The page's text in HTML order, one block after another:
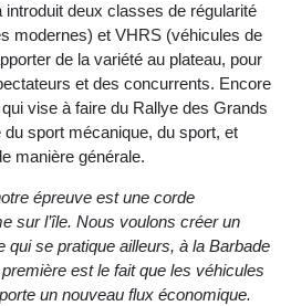
introduit deux classes de régularité
modernes) et VHRS (véhicules de
de la variété au plateau, pour
et des concurrents. Encore
vise à faire du Rallye des Grands
sport mécanique, du sport, et
manière générale.
épreuve est une corde
sur l’île. Nous voulons créer un
se pratique ailleurs, à la Barbade
est le fait que les véhicules
un nouveau flux économique.